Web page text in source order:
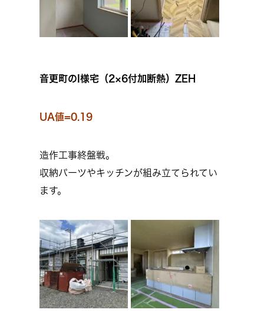
音更町のI様宅（2×6付加断熱）ZEH
UA値=0.19
造作工事終盤戦。
収納パーツやキッチンが組み立てられてい
ます。